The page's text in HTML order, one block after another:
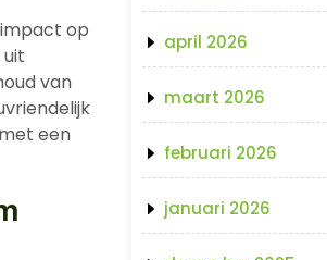
op
van
een
april 2026
maart 2026
februari 2026
januari 2026